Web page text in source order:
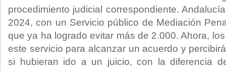
procedimiento judicial correspondiente.
2024, con un Servicio público de Mediación
que ya ha logrado evitar más de 2.000. Ahora,
este servicio para alcanzar un acuerdo y
si hubieran ido a un juicio, con la diferencia